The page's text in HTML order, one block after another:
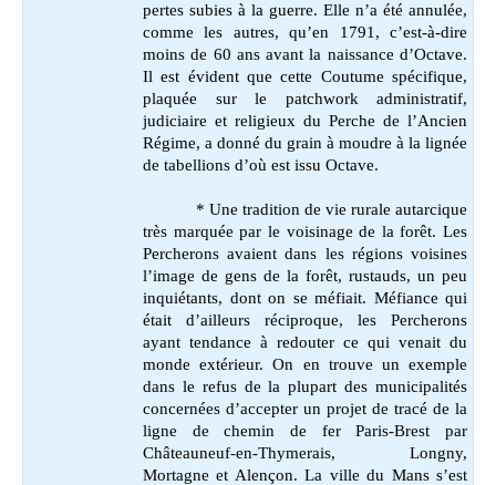
pertes subies à la guerre. Elle n’a été annulée,
comme les autres, qu’en 1791, c’est-à-dire
moins de 60 ans avant la naissance d’Octave.
Il est évident que cette Coutume spécifique,
plaquée sur le patchwork administratif,
judiciaire et religieux du Perche de l’Ancien
Régime, a donné du grain à moudre à la lignée
de tabellions d’où est issu Octave.
* Une tradition de vie rurale autarcique
très marquée par le voisinage de la forêt. Les
Percherons avaient dans les régions voisines
l’image de gens de la forêt, rustauds, un peu
inquiétants, dont on se méfiait. Méfiance qui
était d’ailleurs réciproque, les Percherons
ayant tendance à redouter ce qui venait du
monde extérieur. On en trouve un exemple
dans le refus de la plupart des municipalités
concernées d’accepter un projet de tracé de la
ligne de chemin de fer Paris-Brest par
Châteauneuf-en-Thymerais, Longny,
Mortagne et Alençon. La ville du Mans s’est